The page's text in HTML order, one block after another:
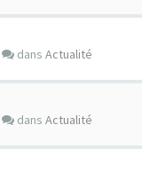
dans Actualité
dans Actualité